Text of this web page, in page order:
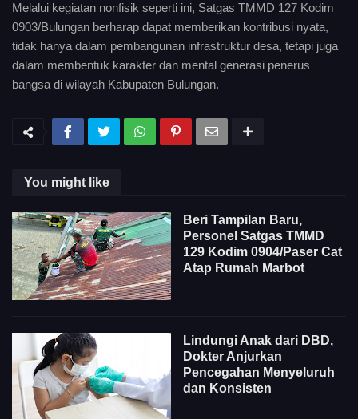
Melalui kegiatan nonfisik seperti ini, Satgas TMMD 127 Kodim
0903/Bulungan berharap dapat memberikan kontribusi nyata,
tidak hanya dalam pembangunan infrastruktur desa, tetapi juga
dalam membentuk karakter dan mental generasi penerus
bangsa di wilayah Kabupaten Bulungan.
You might like
Beri Tampilan Baru,
Personel Satgas TMMD
129 Kodim 0904/Paser Cat
Atap Rumah Marbot
Lindungi Anak dari DBD,
Dokter Anjurkan
Pencegahan Menyeluruh
dan Konsisten